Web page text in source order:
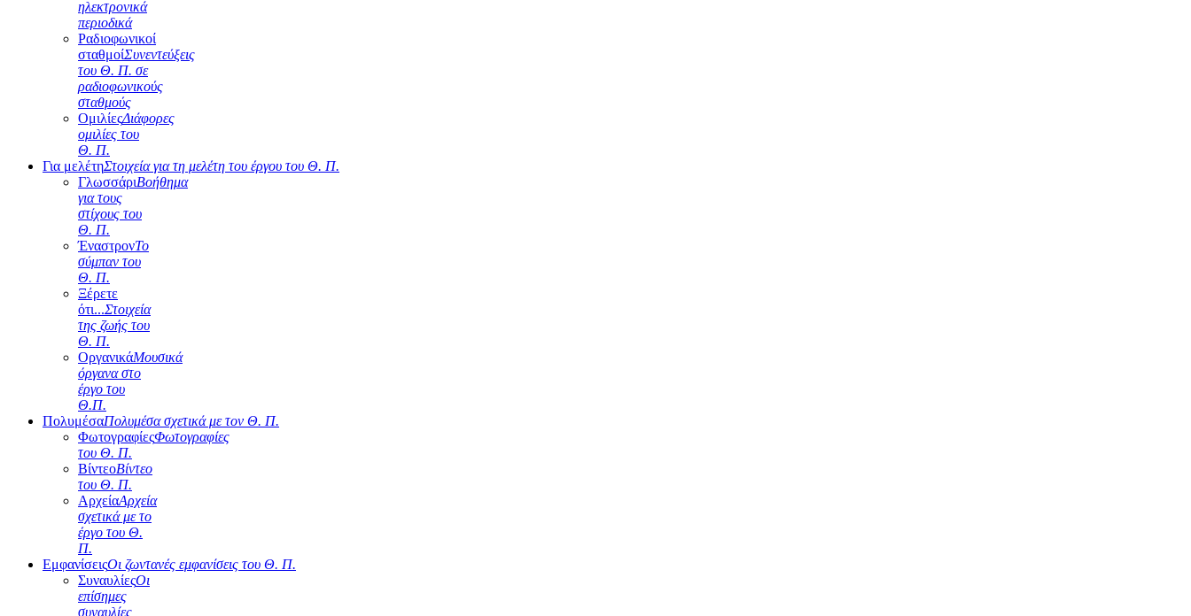
ηλεκτρονικά
περιοδικά
Ραδιοφωνικοί
σταθμοίΣυνεντεύξεις
του Θ. Π. σε
ραδιοφωνικούς
σταθμούς
ΟμιλίεςΔιάφορες
ομιλίες του
Θ. Π.
Για μελέτηΣτοιχεία για τη μελέτη του έργου του Θ. Π.
ΓλωσσάριΒοήθημα
για τους
στίχους του
Θ. Π.
ΈναστρονΤο
σύμπαν του
Θ. Π.
Ξέρετε
ότι...Στοιχεία
της ζωής του
Θ. Π.
ΟργανικάΜουσικά
όργανα στο
έργο του
Θ.Π.
ΠολυμέσαΠολυμέσα σχετικά με τον Θ. Π.
ΦωτογραφίεςΦωτογραφίες
του Θ. Π.
ΒίντεοΒίντεο
του Θ. Π.
ΑρχείαΑρχεία
σχετικά με το
έργο του Θ.
Π.
ΕμφανίσειςΟι ζωντανές εμφανίσεις του Θ. Π.
ΣυναυλίεςΟι
επίσημες
συναυλίες